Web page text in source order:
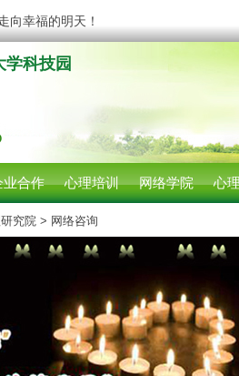
向幸福的明天！
学科技园
业合作 心理培训 网络学院 心
究院 > 网络咨询